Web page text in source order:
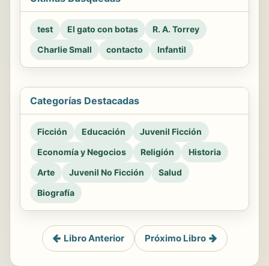
test El gato con botas
R. A. Torrey
Charlie Small
contacto Infantil
Categorías Destacadas
Ficción Educación
Juvenil Ficción
Economía y Negocios
Religión
Historia
Arte
Juvenil No Ficción
Salud
Biografía
Libro Anterior Próximo Libro